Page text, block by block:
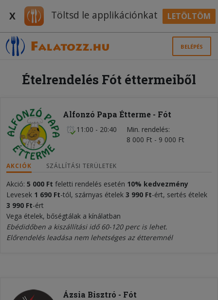
X Töltsd le applikációnkat LETÖLTÖM
BELÉPÉS
Ételrendelés Fót éttermeiből
Alfonzó Papa Étterme - Fót
11:00 - 20:40
Min. rendelés
8 000 Ft - 9 000 Ft
AKCIÓK SZÁLLÍTÁSI TERÜLETEK
Akció: 5 000 Ft feletti rendelés esetén 10% kedvezmény
Levesek 1 690 Ft-tól, szárnyas ételek 3 990 Ft-ért, sertés ételek
3 990 Ft-ért
Vega ételek, bőségtálak a kínálatban
Ebédidőben a kiszállítási idő 60-120 perc is lehet.
Előrendelés leadása nem lehetséges az étteremnél
Ázsia Bisztró - Fót